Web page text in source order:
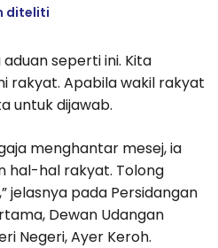
diteliti
seperti ini. Kita
rakyat. Apabila wakil rakyat
untuk dijawab.
menghantar mesej, ia
hal-hal rakyat. Tolong
jelasnya pada Persidangan
Dewan Udangan
Negeri, Ayer Keroh.